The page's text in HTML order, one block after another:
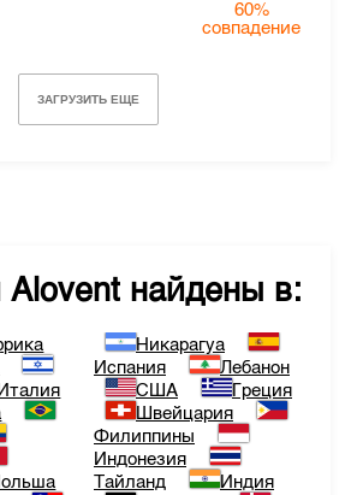
60%
совпадение
ЗАГРУЗИТЬ ЕЩЕ
Alovent найдены в:
Никарагуа
Испания
Лебанон
США
Греция
Швейцария
Филиппины
Индонезия
Тайланд
Индия